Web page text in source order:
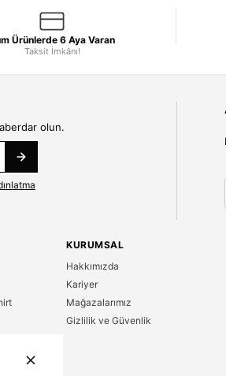
Ürünlerde 6 Aya Varan
Taksit İmkânı!
olun.
KURUMSAL
Hakkımızda
Kariyer
Mağazalarımız
Gizlilik ve Güvenlik